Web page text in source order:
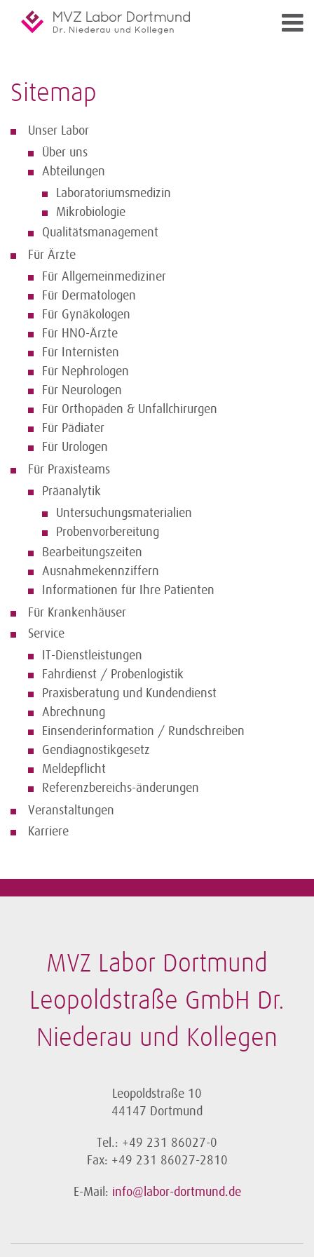
Sitemap
Unser Labor
Über uns
Abteilungen
Laboratoriumsmedizin
Mikrobiologie
Qualitätsmanagement
Für Ärzte
Für Allgemeinmediziner
Für Dermatologen
Für Gynäkologen
Für HNO-Ärzte
Für Internisten
Für Nephrologen
Für Neurologen
Für Orthopäden & Unfallchirurgen
Für Pädiater
Für Urologen
Für Praxisteams
Präanalytik
Untersuchungsmaterialien
Probenvorbereitung
Bearbeitungszeiten
Ausnahmekennziffern
Informationen für Ihre Patienten
Für Krankenhäuser
Service
IT-Dienstleistungen
Fahrdienst / Probenlogistik
Praxisberatung und Kundendienst
Abrechnung
Einsenderinformation / Rundschreiben
Gendiagnostikgesetz
Meldepflicht
Referenzbereichs-änderungen
Veranstaltungen
Karriere
MVZ Labor Dortmund
Leopoldstraße GmbH Dr.
Niederau und Kollegen
Leopoldstraße 10
44147 Dortmund
Tel.: +49 231 86027-0
Fax: +49 231 86027-2810
E-Mail: info@labor-dortmund.de